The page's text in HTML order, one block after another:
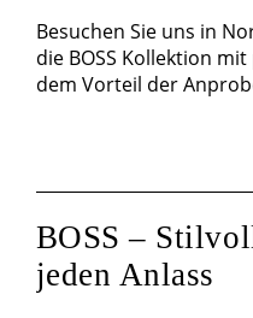
Besuchen Sie uns in
die BOSS Kollektion
dem Vorteil der
BOSS –
jeden Anlass